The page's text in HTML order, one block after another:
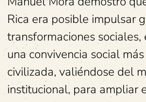
Rica era posible impulsar
transformaciones sociales,
una convivencia social
civilizada, valiéndose del
institucional, para ampliar